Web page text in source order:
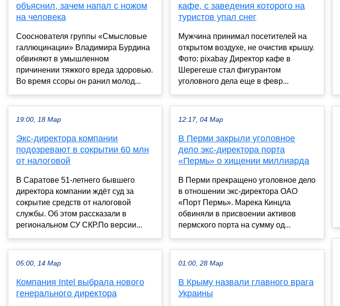
объяснил, зачем напал с ножом
на человека
Сооснователя группы «Смысловые
галлюцинации» Владимира Бурдина
обвиняют в умышленном
причинении тяжкого вреда здоровью.
Во время ссоры он ранил молод...
19:00, 18 Мар
Экс-директора компании
подозревают в сокрытии 60 млн
от налоговой
В Саратове 51-летнего бывшего
директора компании ждёт суд за
сокрытие средств от налоговой
службы. Об этом рассказали в
региональном СУ СКР.По версии...
05:00, 14 Мар
Компания Intel выбрала нового
генерального директора
кафе, с заведения которого на
туристов упал снег
Мужчина принимал посетителей на
открытом воздухе, не очистив крышу.
Фото: pixabay Директор кафе в
Шерегеше стал фигурантом
уголовного дела еще в февр...
12:17, 04 Мар
В Перми закрыли уголовное
дело экс-директора порта
«Пермь» о хищении миллиарда
В Перми прекращено уголовное дело
в отношении экс-директора ОАО
«Порт Пермь». Марека Кинцла
обвиняли в присвоении активов
пермского порта на сумму од...
01:00, 28 Мар
В Крыму назвали главного врага
Украины